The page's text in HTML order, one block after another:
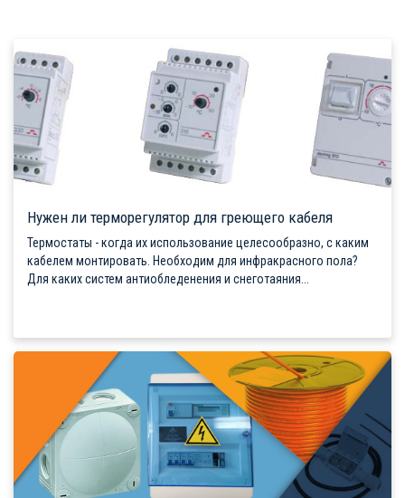
Нужен ли терморегулятор для греющего кабеля
Термостаты - когда их использование целесообразно, с каким
кабелем монтировать. Необходим для инфракрасного пола?
Для каких систем антиобледенения и снеготаяния...